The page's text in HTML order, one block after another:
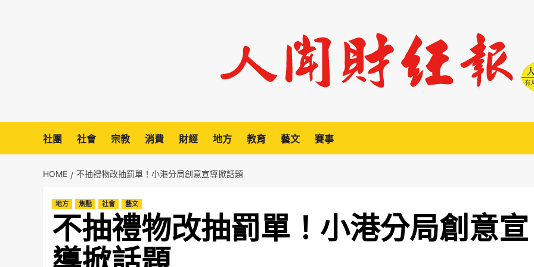
社團 社會 宗教 消費 財經 地方 教育 藝文 賽事
HOME 不抽禮物改抽罰單！小港分局創意宣導掀話題
地方 焦點 社會 藝文
不抽禮物改抽罰單！小港分局創意宣